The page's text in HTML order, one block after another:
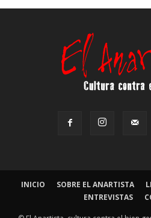
INICIO SOBRE EL ANARTISTA
ENTREVISTAS